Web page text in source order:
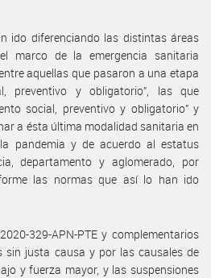
ido diferenciando las distintas áreas
marco de la emergencia sanitaria
aquellas que pasaron a una etapa
preventivo y obligatorio”, las que
social, preventivo y obligatorio” y
a ésta última modalidad sanitaria en
pandemia y de acuerdo al estatus
departamento y aglomerado, por
las normas que así lo han ido
329-APN-PTE y complementarios
sin justa causa y por las causales de
y fuerza mayor, y las suspensiones